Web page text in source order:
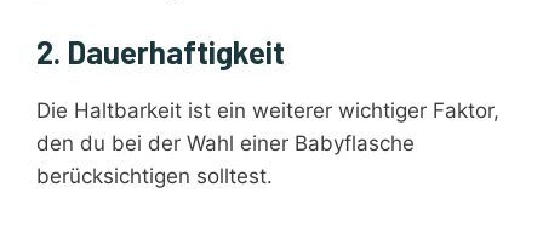
2. Dauerhaftigkeit
Die Haltbarkeit ist ein weiterer wichtiger Faktor,
den du bei der Wahl einer Babyflasche
berücksichtigen solltest.